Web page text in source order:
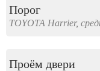
Порог
TOYOTA Harrier,
Проём двери